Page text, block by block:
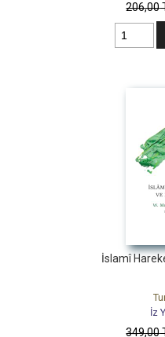
206,00
İslamî
İz
349,00